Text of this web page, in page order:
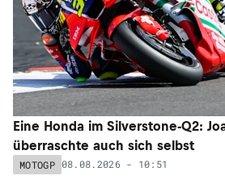
Eine Honda im Silverstone-Q2:
überraschte auch sich selbst
MOTOGP 08.08.2026 - 10:51